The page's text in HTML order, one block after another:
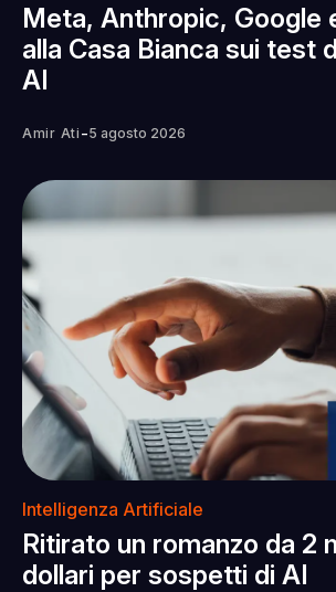
Meta, Anthropic, Google
alla Casa Bianca sui test
AI
Amir Ati -5 agosto 2026
Intelligenza Artificiale
Ritirato un romanzo da 2
dollari per sospetti di AI